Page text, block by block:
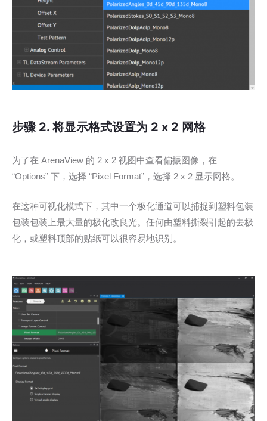
步骤 2. 将显示格式设置为 2 x 2 网格
为了在 ArenaView 的 2 x 2 视图中查看偏振图像，在
“Options” 下，选择 “Pixel Format”，选择 2 x 2 显示网格。
在这种可视化模式下，其中一个极化通道可以捕捉到塑料包装
包装包装上最大量的极化改良光。任何由塑料撕裂引起的去极
化，或塑料顶部的贴纸可以很容易地识别。